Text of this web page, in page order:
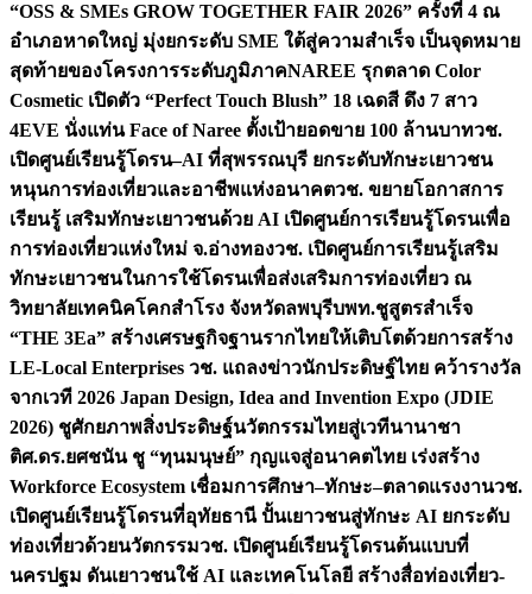
“OSS & SMEs GROW TOGETHER FAIR 2026” ครั้งที่ 4 ณ
อำเภอหาดใหญ่ มุ่งยกระดับ SME ใต้สู่ความสำเร็จ เป็นจุดหมาย
สุดท้ายของโครงการระดับภูมิภาคNAREE รุกตลาด Color
Cosmetic เปิดตัว “Perfect Touch Blush” 18 เฉดสี ดึง 7 สาว
4EVE นั่งแท่น Face of Naree ตั้งเป้ายอดขาย 100 ล้านบาทวช.
เปิดศูนย์เรียนรู้โดรน–AI ที่สุพรรณบุรี ยกระดับทักษะเยาวชน
หนุนการท่องเที่ยวและอาชีพแห่งอนาคตวช. ขยายโอกาสการ
เรียนรู้ เสริมทักษะเยาวชนด้วย AI เปิดศูนย์การเรียนรู้โดรนเพื่อ
การท่องเที่ยวแห่งใหม่ จ.อ่างทองวช. เปิดศูนย์การเรียนรู้เสริม
ทักษะเยาวชนในการใช้โดรนเพื่อส่งเสริมการท่องเที่ยว ณ
วิทยาลัยเทคนิคโคกสำโรง จังหวัดลพบุรีบพท.ชูสูตรสำเร็จ
“THE 3Ea” สร้างเศรษฐกิจฐานรากไทยให้เติบโตด้วยการสร้าง
LE-Local Enterprises วช. แถลงข่าวนักประดิษฐ์ไทย คว้ารางวัล
จากเวที 2026 Japan Design, Idea and Invention Expo (JDIE
2026) ชูศักยภาพสิ่งประดิษฐ์นวัตกรรมไทยสู่เวทีนานาชา
ติศ.ดร.ยศชนัน ชู “ทุนมนุษย์” กุญแจสู่อนาคตไทย เร่งสร้าง
Workforce Ecosystem เชื่อมการศึกษา–ทักษะ–ตลาดแรงงานวช.
เปิดศูนย์เรียนรู้โดรนที่อุทัยธานี ปั้นเยาวชนสู่ทักษะ AI ยกระดับ
ท่องเที่ยวด้วยนวัตกรรมวช. เปิดศูนย์เรียนรู้โดรนต้นแบบที่
นครปฐม ดันเยาวชนใช้ AI และเทคโนโลยี สร้างสื่อท่องเที่ยว-